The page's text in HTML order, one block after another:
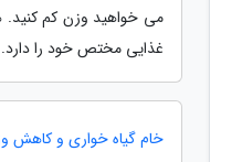
می خواهید وزن کم کنید.
غذایی مختص خود را دارد.
خام گیاه خواری و کاهش